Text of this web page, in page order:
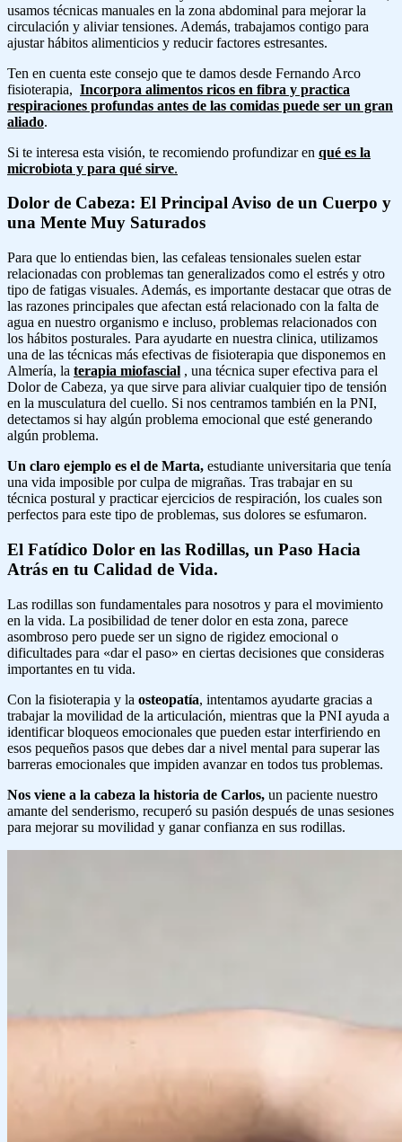
usamos técnicas manuales en la zona abdominal para mejorar la
circulación y aliviar tensiones. Además, trabajamos contigo para
ajustar hábitos alimenticios y reducir factores estresantes.
Ten en cuenta este consejo que te damos desde Fernando Arco
fisioterapia, Incorpora alimentos ricos en fibra y practica
respiraciones profundas antes de las comidas puede ser un gran
aliado.
Si te interesa esta visión, te recomiendo profundizar en qué es la
microbiota y para qué sirve.
Dolor de Cabeza: El Principal Aviso de un Cuerpo y
una Mente Muy Saturados
Para que lo entiendas bien, las cefaleas tensionales suelen estar
relacionadas con problemas tan generalizados como el estrés y otro
tipo de fatigas visuales. Además, es importante destacar que otras de
las razones principales que afectan está relacionado con la falta de
agua en nuestro organismo e incluso, problemas relacionados con
los hábitos posturales. Para ayudarte en nuestra clinica, utilizamos
una de las técnicas más efectivas de fisioterapia que disponemos en
Almería, la terapia miofascial , una técnica super efectiva para el
Dolor de Cabeza, ya que sirve para aliviar cualquier tipo de tensión
en la musculatura del cuello. Si nos centramos también en la PNI,
detectamos si hay algún problema emocional que esté generando
algún problema.
Un claro ejemplo es el de Marta, estudiante universitaria que tenía
una vida imposible por culpa de migrañas. Tras trabajar en su
técnica postural y practicar ejercicios de respiración, los cuales son
perfectos para este tipo de problemas, sus dolores se esfumaron.
El Fatídico Dolor en las Rodillas, un Paso Hacia
Atrás en tu Calidad de Vida.
Las rodillas son fundamentales para nosotros y para el movimiento
en la vida. La posibilidad de tener dolor en esta zona, parece
asombroso pero puede ser un signo de rigidez emocional o
dificultades para «dar el paso» en ciertas decisiones que consideras
importantes en tu vida.
Con la fisioterapia y la osteopatía, intentamos ayudarte gracias a
trabajar la movilidad de la articulación, mientras que la PNI ayuda a
identificar bloqueos emocionales que pueden estar interfiriendo en
esos pequeños pasos que debes dar a nivel mental para superar las
barreras emocionales que impiden avanzar en todos tus problemas.
Nos viene a la cabeza la historia de Carlos, un paciente nuestro
amante del senderismo, recuperó su pasión después de unas sesiones
para mejorar su movilidad y ganar confianza en sus rodillas.